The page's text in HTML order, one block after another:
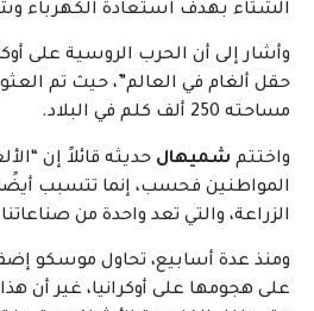
الشتاء بهدف استعادة الكهرباء
وأشار إلى أن الحرب الروسية على
حقل ألغام في العالم”، حيث تم
مساحته 250 ألف كلم في البلاد.
واختتم شميهال حديثه قائلاً إن
المواطنين فحسب، إنما تتسبب
الزراعة، والتي تعد واحدة من
ومنذ عدة أسابيع، تحاول موسكو
على هجومها على أوكرانيا، غير أن